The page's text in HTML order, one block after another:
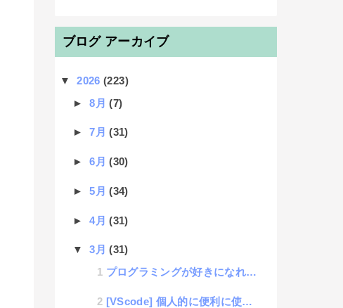
ブログ アーカイブ
▼2026(223)
►8月(7)
►7月(31)
►6月(30)
►5月(34)
►4月(31)
▼3月(31)
プログラミングが好きになれるかどうかを判断できる方法見つけた
[VScode] 個人的に便利に使っているショートカットの話